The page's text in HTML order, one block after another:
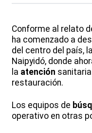
Conforme al relato
ha comenzado a
del centro del país,
Naipyidó, donde
la atención
restauración.
Los equipos de
operativo en otras